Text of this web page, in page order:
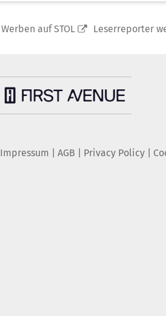
Werben auf STOL Leserreporter
Impressum AGB Privacy Policy|